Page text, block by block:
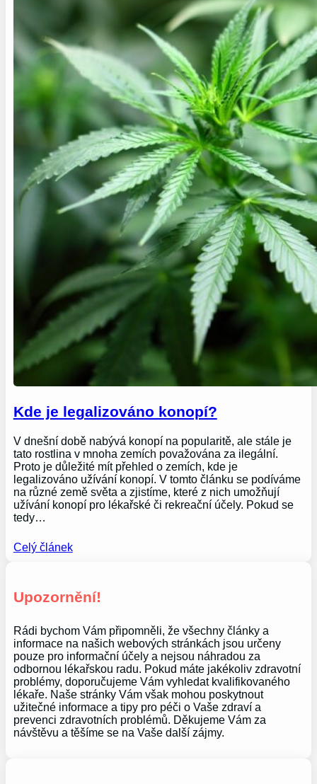
Kde je legalizováno konopí?
V dnešní době nabývá konopí na popularitě, ale stále je
tato rostlina v mnoha zemích považována za ilegální.
Proto je důležité mít přehled o zemích, kde je
legalizováno užívání konopí. V tomto článku se podíváme
na různé země světa a zjistíme, které z nich umožňují
užívání konopí pro lékařské či rekreační účely. Pokud se
tedy…
Celý článek
Upozornění!
Rádi bychom Vám připomněli, že všechny články a
informace na našich webových stránkách jsou určeny
pouze pro informační účely a nejsou náhradou za
odbornou lékařskou radu. Pokud máte jakékoliv zdravotní
problémy, doporučujeme Vám vyhledat kvalifikovaného
lékaře. Naše stránky Vám však mohou poskytnout
užitečné informace a tipy pro péči o Vaše zdraví a
prevenci zdravotních problémů. Děkujeme Vám za
návštěvu a těšíme se na Vaše další zájmy.